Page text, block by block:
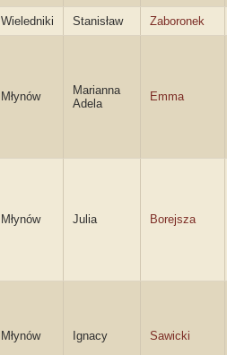
Wieledniki Stanisław Zaboronek
Młynów
Marianna
Adela
Emma
Młynów Julia Borejsza
Młynów Ignacy Sawicki